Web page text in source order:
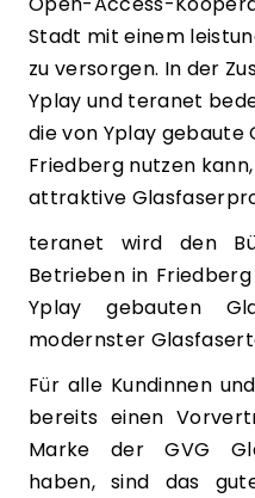
Stadt mit einem
zu versorgen. In der
Yplay und teranet
die von Yplay
Friedberg nutzen
attraktive
teranet wird den
Betrieben in
Yplay gebauten
modernster
Für alle Kundinnen
bereits einen
Marke der GVG
haben, sind das